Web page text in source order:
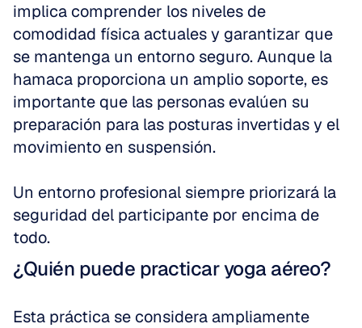
implica comprender los niveles de
comodidad física actuales y garantizar que
se mantenga un entorno seguro. Aunque la
hamaca proporciona un amplio soporte, es
importante que las personas evalúen su
preparación para las posturas invertidas y el
movimiento en suspensión.
Un entorno profesional siempre priorizará la
seguridad del participante por encima de
todo.
¿Quién puede practicar yoga aéreo?
Esta práctica se considera ampliamente